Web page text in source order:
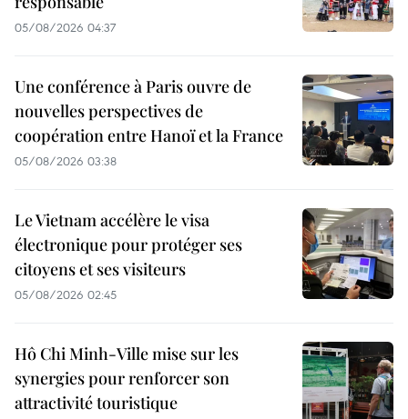
05/08/2026 04:37
Une conférence à Paris ouvre de
nouvelles perspectives de
coopération entre Hanoï et la France
05/08/2026 03:38
Le Vietnam accélère le visa
électronique pour protéger ses
citoyens et ses visiteurs
05/08/2026 02:45
Hô Chi Minh-Ville mise sur les
synergies pour renforcer son
attractivité touristique